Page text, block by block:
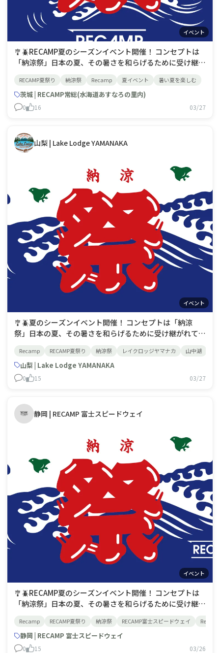
イベント
🎐🪲RECAMP夏のシーズンイベント開催！ コンセプトは
「納涼祭」日本の夏、その暑さを和らげるために受け継が
けでなく季節の美を感じる瞬間(涼を嗜む)として受け継が
れ、大切にされています。伝わる風習と、豊かな自然との
ふれあい(五感)を通じて訪れたお客
RECAMP夏祭り 納涼祭 Recamp 夏イベント 暑い夏を楽しむ
茨城 | RECAMP常総(水海道あすなろの里内)
0 16 03/27
山梨 | Lake Lodge YAMANAKA
イベント
🎐🪲夏のシーズンイベント開催！ コンセプトは「納涼
祭」日本の夏、その暑さを和らげるために受け継がれてい
く季節の美を感じる瞬間(涼を嗜む)として受け継がれ、大
切にされています。伝わる風習と、豊かな自然とのふれあ
い(五感)を通じて訪れたお客さまの心に残
Recamp RECAMP夏祭り 納涼祭 レイクロッジヤマナカ 山中湖
山梨 | Lake Lodge YAMANAKA
0 15 03/27
静岡 | RECAMP 富士スピードウェイ
イベント
🎐🪲RECAMP夏のシーズンイベント開催！ コンセプトは
「納涼祭」日本の夏、その暑さを和らげるために受け継が
けでなく季節の美を感じる瞬間(涼を嗜む)として受け継が
れ、大切にされています。伝わる風習と、豊かな自然との
ふれあい(五感)を通じて訪れたお客
Recamp RECAMP夏祭り 納涼祭 RECAMP富士スピードウェイ
静岡 | RECAMP 富士スピードウェイ
0 15 03/26